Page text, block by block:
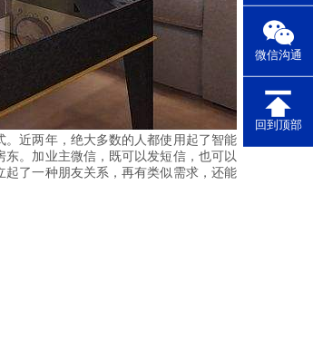
微信沟通
回到顶部
近两年，绝大多数的人都使用起了智能
。加业主微信，既可以发短信，也可以
了一种朋友关系，再有类似需求，还能